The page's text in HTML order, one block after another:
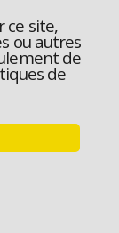
ce site,
ou autres
de
de